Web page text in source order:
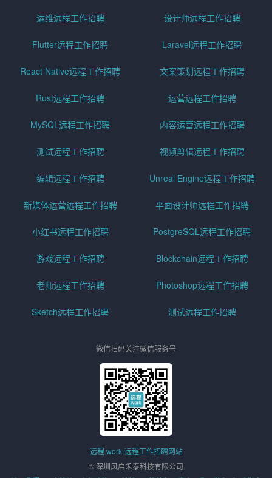
运维远程工作招聘 设计师远程工作招聘
Flutter远程工作招聘 Laravel远程工作招聘
React Native远程工作招聘 文案策划远程工作招聘
Rust远程工作招聘 运营远程工作招聘
MySQL远程工作招聘 内容运营远程工作招聘
测试远程工作招聘 视频剪辑远程工作招聘
编辑远程工作招聘 Unreal Engine远程工作招聘
新媒体运营远程工作招聘 平面设计师远程工作招聘
小红书远程工作招聘 PostgreSQL远程工作招聘
游戏远程工作招聘 Blockchain远程工作招聘
老师远程工作招聘 Photoshop远程工作招聘
Sketch远程工作招聘 测试远程工作招聘
微信扫码关注微信服务号
远程.work-远程工作招聘网站
© 深圳风启禾泰科技有限公司